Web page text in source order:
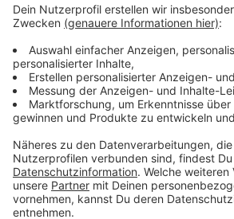
ANTENNE BAYERN Newsletter.
Lifestyle oder unsere neuesten
informieren dich.
Zum Newsletter
Du möchtest uns etwas